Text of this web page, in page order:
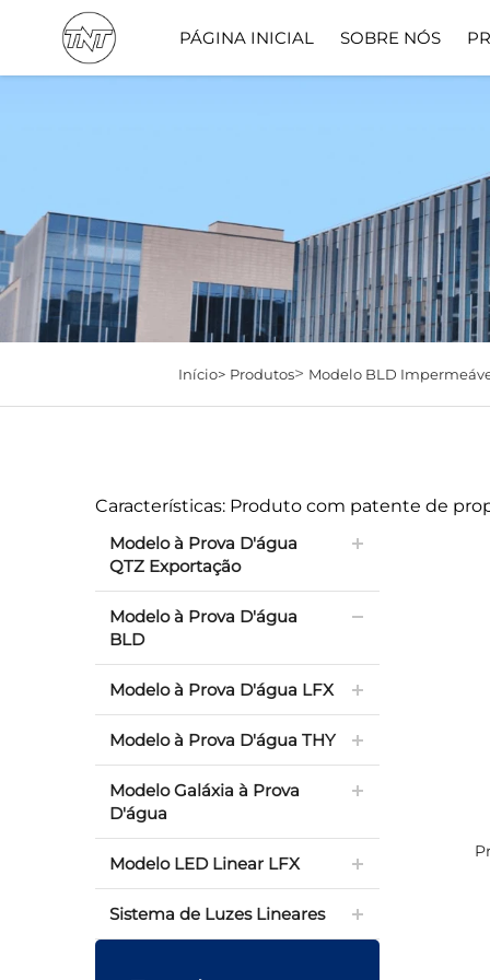
PÁGINA INICIAL SOBRE NÓS
Início> Produtos> Modelo BLD
Características: Produto com patente de
Modelo à Prova D'água
QTZ Exportação
Modelo à Prova D'água
BLD
Modelo à Prova D'água LFX
Modelo à Prova D'água THY
Modelo Galáxia à Prova
D'água
Modelo LED Linear LFX
Sistema de Luzes Lineares